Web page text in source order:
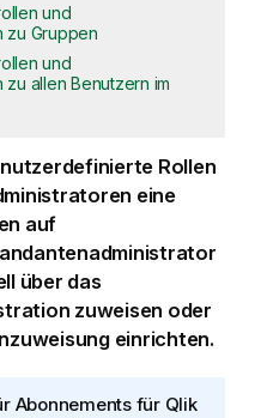
und
zu Gruppen
und
allen Benutzern im
Rollen
eine
auf
über das
zuweisen oder
einrichten.
Abonnements für Qlik